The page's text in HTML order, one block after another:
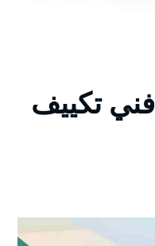
رقم هاتف تكييف الضباعية 98025055 فني تكييف